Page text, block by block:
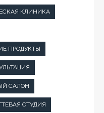
КЛИНИКА
ПРОДУКТЫ
САЛОН
СТУДИЯ